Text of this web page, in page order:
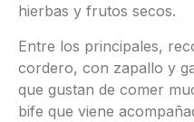
hierbas y frutos secos.
Entre los principales,
cordero, con zapallo y
que gustan de comer
bife que viene